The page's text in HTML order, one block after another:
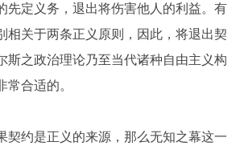
先定义务，退出将伤害他人的利益。有
相关于两条正义原则，因此，将退出契
斯之政治理论乃至当代诸种自由主义构
合适的。
契约是正义的来源，那么无知之幕这一